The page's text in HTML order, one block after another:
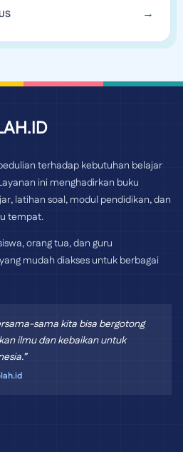
terhadap kebutuhan belajar
ini menghadirkan buku
latihan soal, modul pendidikan, dan
tempat.
orang tua, dan guru
mudah diakses untuk berbagai
sama kita bisa bergotong
ilmu dan kebaikan untuk